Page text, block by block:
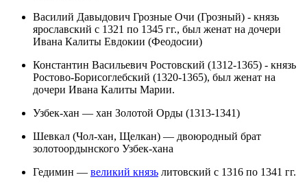
Василий Давыдович Грозные Очи (Грозный) - князь
ярославский с 1321 по 1345 гг., был женат на дочери
Ивана Калиты Евдокии (Феодосии)
Константин Васильевич Ростовский (1312-1365) - князь
Ростово-Борисоглебский (1320-1365), был женат на
дочери Ивана Калиты Марии.
Узбек-хан — хан Золотой Орды (1313-1341)
Шевкал (Чол-хан, Щелкан) — двоюродный брат
золотоордынского Узбек-хана
Гедимин — великий князь литовский с 1316 по 1341 гг.